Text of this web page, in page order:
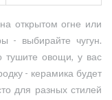
открытом огне или
- выбирайте чугун.
тушите овощи, у вас
- керамика будет
для разных стилей